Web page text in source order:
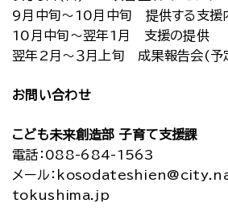
9月中旬～10月中旬 提供する支援
10月中旬～翌年1月 支援の提供
翌年2月～３月上旬 成果報告会(予
お問い合わせ
こども未来創造部 子育て支援課
電話：088-684-1563
メール：
tokushima.jp